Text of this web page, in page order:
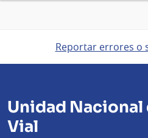
Reportar errores o
Unidad Nacional
Vial